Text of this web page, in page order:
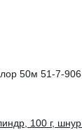
50м 51-7-906